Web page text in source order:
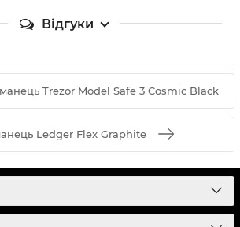
Відгуки
Trezor Model Safe 3 Cosmic Black
Ledger Flex Graphite